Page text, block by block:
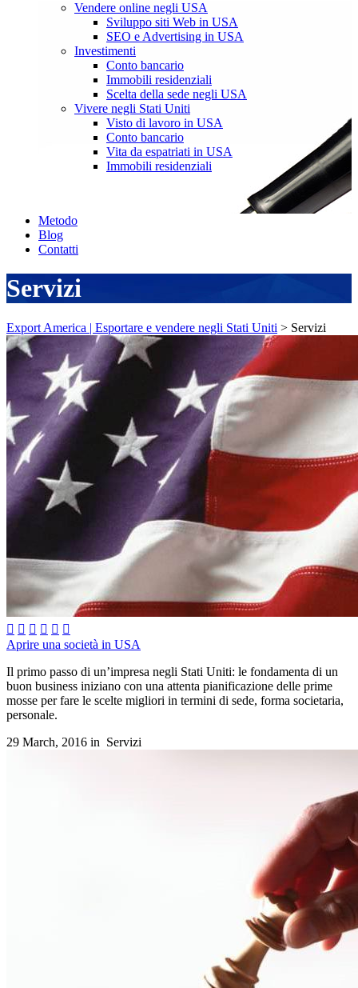
Vendere online negli USA
Sviluppo siti Web in USA
SEO e Advertising in USA
Investimenti
Conto bancario
Immobili residenziali
Scelta della sede negli USA
Vivere negli Stati Uniti
Visto di lavoro in USA
Conto bancario
Vita da espatriati in USA
Immobili residenziali
Metodo
Blog
Contatti
Servizi
Export America | Esportare e vendere negli Stati Uniti > Servizi
     
Aprire una società in USA
Il primo passo di un’impresa negli Stati Uniti: le fondamenta di un
buon business iniziano con una attenta pianificazione delle prime
mosse per fare le scelte migliori in termini di sede, forma societaria,
personale.
29 March, 2016 in Servizi